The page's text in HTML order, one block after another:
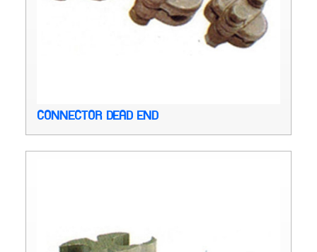
CONNECTOR DEAD END